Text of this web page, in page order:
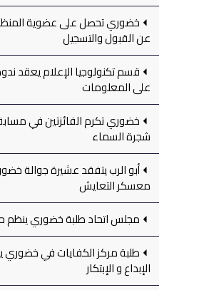
خضوري تحصل على عضوية
عن القبول والتسجيل
قسم تكنولوجيا الإعلام يعقد
على المعلومات
خضوري تكرم الفائزتين في
شجرة السماء
أبو الرب يتفقد عشيرة جوالة
معسكر التعايش
مجلس اتحاد طلبة خضوري ينظم
طلبة مركز الكفايات في
الإبداع و الإبتكار